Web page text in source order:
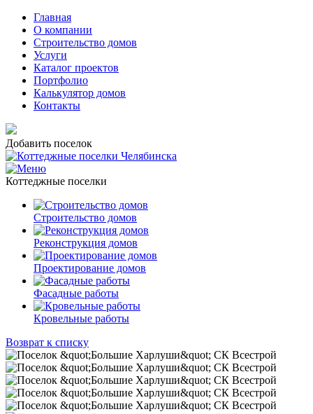
Главная
О компании
Строительство домов
Услуги
Каталог проектов
Портфолио
Калькулятор домов
Контакты
Добавить поселок
Коттеджные поселки
Строительство домов
Реконструкция домов
Проектирование домов
Фасадные работы
Кровельные работы
Возврат к списку